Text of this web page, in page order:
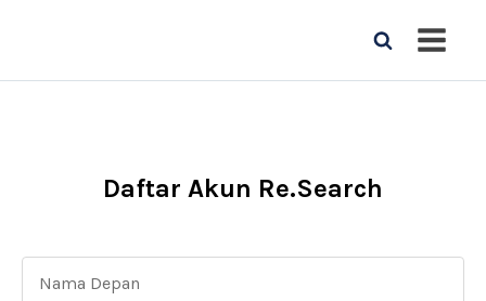
Daftar Akun Re.Search